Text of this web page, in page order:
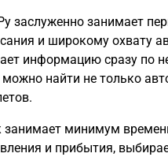
заслуженно занимает
и широкому охвату
информацию сразу по
можно найти не только
занимает минимум
и прибытия,